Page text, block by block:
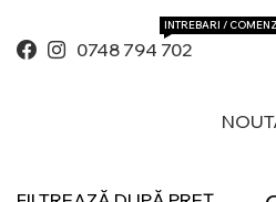
0748 794 702
INTREBARI /